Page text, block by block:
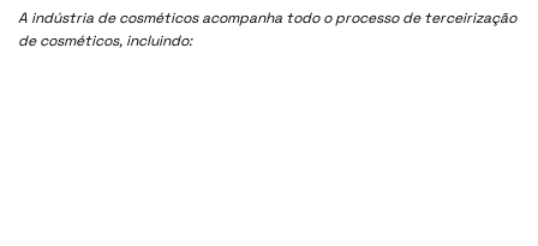
A indústria de cosméticos acompanha todo o processo de terceirização
de cosméticos, incluindo: